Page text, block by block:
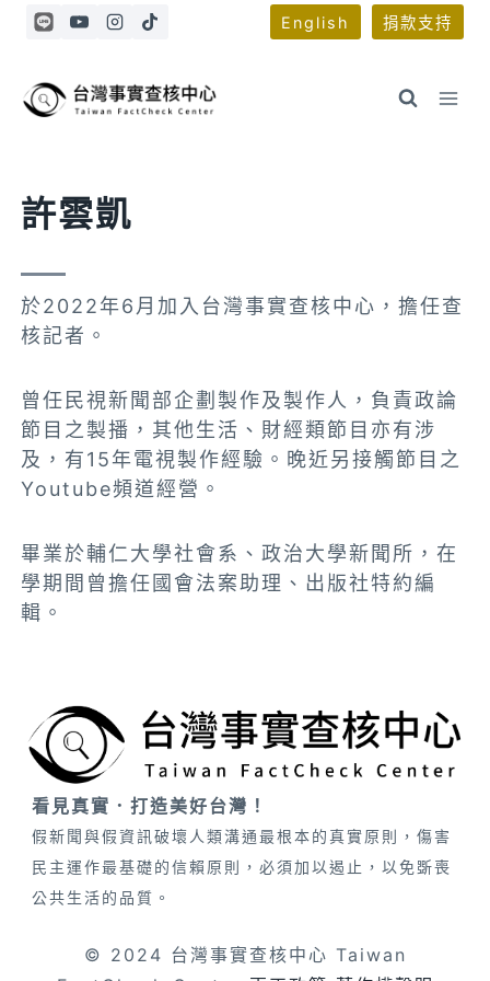
Skip
English 捐款支持
許雲凱
於2022年6月加入台灣事實查核中心，擔任查
核記者。
曾任民視新聞部企劃製作及製作人，負責政論
節目之製播，其他生活、財經類節目亦有涉
及，有15年電視製作經驗。晚近另接觸節目之
Youtube頻道經營。
畢業於輔仁大學社會系、政治大學新聞所，在
學期間曾擔任國會法案助理、出版社特約編
輯。
看見真實．打造美好台灣！
假新聞與假資訊破壞人類溝通最根本的真實原則，傷害
民主運作最基礎的信賴原則，必須加以遏止，以免斲喪
公共生活的品質。
© 2024 台灣事實查核中心 Taiwan